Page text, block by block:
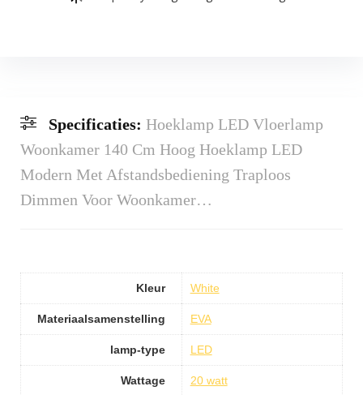
Specificaties: Hoeklamp LED Vloerlamp
Woonkamer 140 Cm Hoog Hoeklamp LED
Modern Met Afstandsbediening Traploos
Dimmen Voor Woonkamer…
Kleur White
Materiaalsamenstelling EVA
lamp-type LED
Wattage 20 watt